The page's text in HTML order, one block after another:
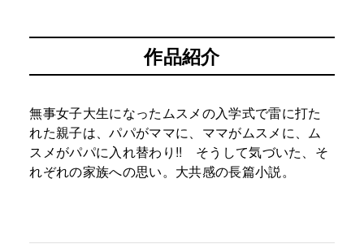
作品紹介
無事女子大生になったムスメの入学式で雷に打た
れた親子は、パパがママに、ママがムスメに、ム
スメがパパに入れ替わり!! そうして気づいた、そ
れぞれの家族への思い。大共感の長篇小説。